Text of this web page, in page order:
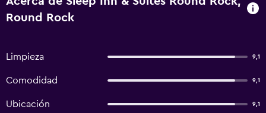
Round Rock
Limpieza 9,1
Comodidad 9,1
Ubicación 9,1